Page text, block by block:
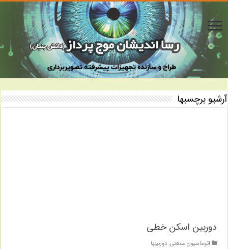
آرشیو برچسبها
دوربین اسکن خطی
اتوماسیون صنعتی,دوربینها